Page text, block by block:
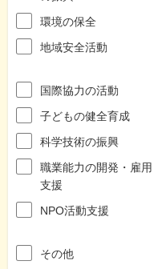
環境の保全
地域安全活動
国際協力の活動
子どもの健全育成
科学技術の振興
職業能力の開発・雇用
支援
NPO活動支援
その他